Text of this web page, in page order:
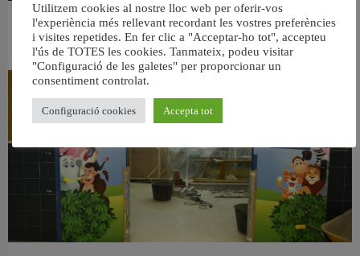
València retira prop de 15.000 litres de residus de la Devesa durant el mes de
juliol
6 agost, 2026
Utilitzem cookies al nostre lloc web per oferir-vos
l'experiència més rellevant recordant les vostres preferències
i visites repetides. En fer clic a "Acceptar-ho tot", accepteu
l'ús de TOTES les cookies. Tanmateix, podeu visitar
"Configuració de les galetes" per proporcionar un
consentiment controlat.
Configuració cookies Accepta tot